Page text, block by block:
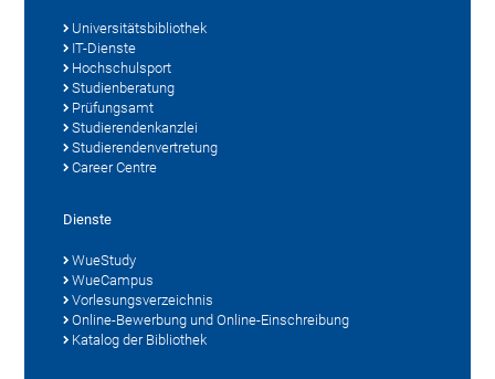
Universitätsbibliothek
IT-Dienste
Hochschulsport
Studienberatung
Prüfungsamt
Studierendenkanzlei
Studierendenvertretung
Career Centre
Dienste
WueStudy
WueCampus
Vorlesungsverzeichnis
Online-Bewerbung und Online-Einschreibung
Katalog der Bibliothek